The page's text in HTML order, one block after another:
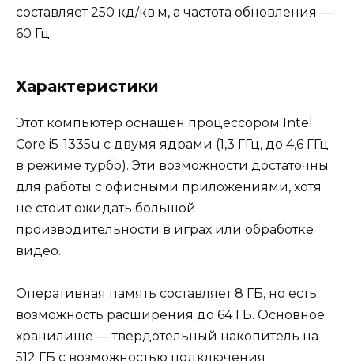
составляет 250 кд/кв.м, а частота обновления —
60 Гц.
Характеристики
Этот компьютер оснащен процессором Intel
Core i5-1335u с двумя ядрами (1,3 ГГц, до 4,6 ГГц
в режиме турбо). Эти возможности достаточны
для работы с офисными приложениями, хотя
не стоит ожидать большой
производительности в играх или обработке
видео.
Оперативная память составляет 8 ГБ, но есть
возможность расширения до 64 ГБ. Основное
хранилище — твердотельный накопитель на
512 ГБ с возможностью подключения